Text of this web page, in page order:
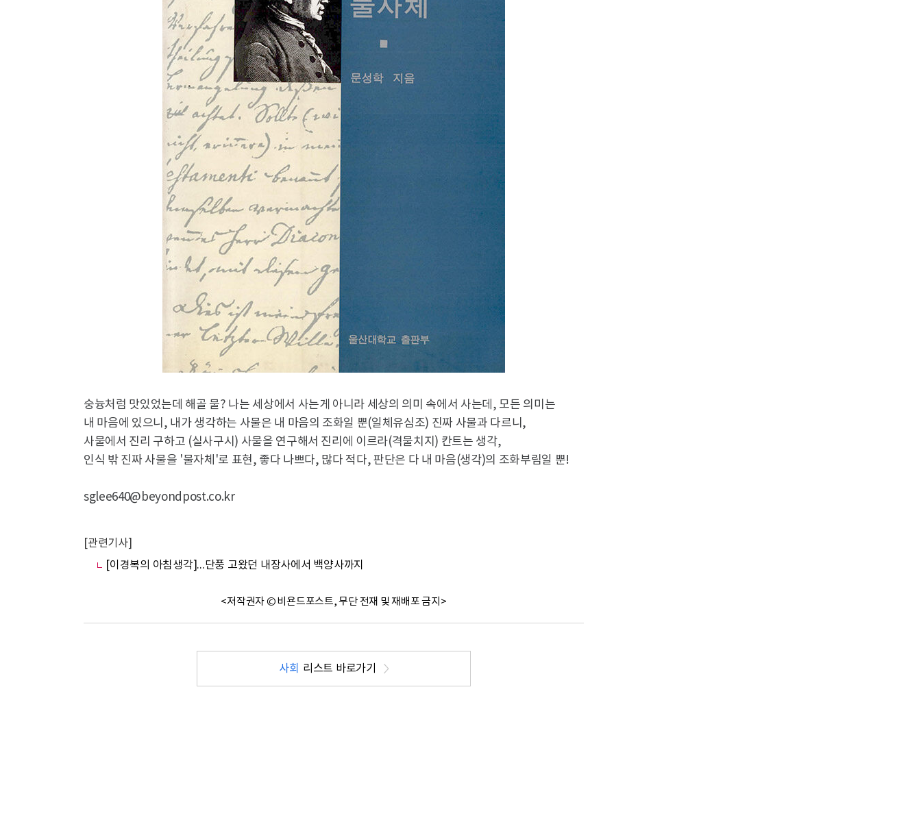
숭늉처럼 맛있었는데 해골 물? 나는 세상에서 사는게 아니라 세상의 의미 속에서 사는데, 모든 의미는
내 마음에 있으니, 내가 생각하는 사물은 내 마음의 조화일 뿐(일체유심조) 진짜 사물과 다르니,
사물에서 진리 구하고 (실사구시) 사물을 연구해서 진리에 이르라(격물치지) 칸트는 생각,
인식 밖 진짜 사물을 '물자체'로 표현, 좋다 나쁘다, 많다 적다, 판단은 다 내 마음(생각)의 조화부림일 뿐!
sglee640@beyondpost.co.kr
[관련기사]
[이경복의 아침생각]...단풍 고왔던 내장사에서 백양사까지
<저작권자 © 비욘드포스트, 무단 전재 및 재배포 금지>
사회 리스트 바로가기